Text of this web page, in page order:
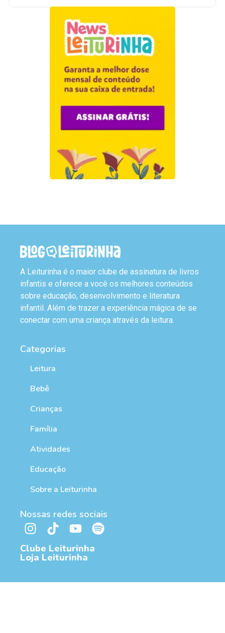
A Leiturinha é o maior clube de assinatura de livros
infantis e oferece a você os melhores conteúdos
sobre educação, desenvolvimento e literatura
infantil. Além de trazer a experiência mágica de se
conectar com uma criança através da leitura.
Categorias
Leitura
Bebê
Crianças
Família
Atividades
Educação
Sobre a Leiturinha
Nossas redes sociais
Clube Leiturinha
Loja Leiturinha